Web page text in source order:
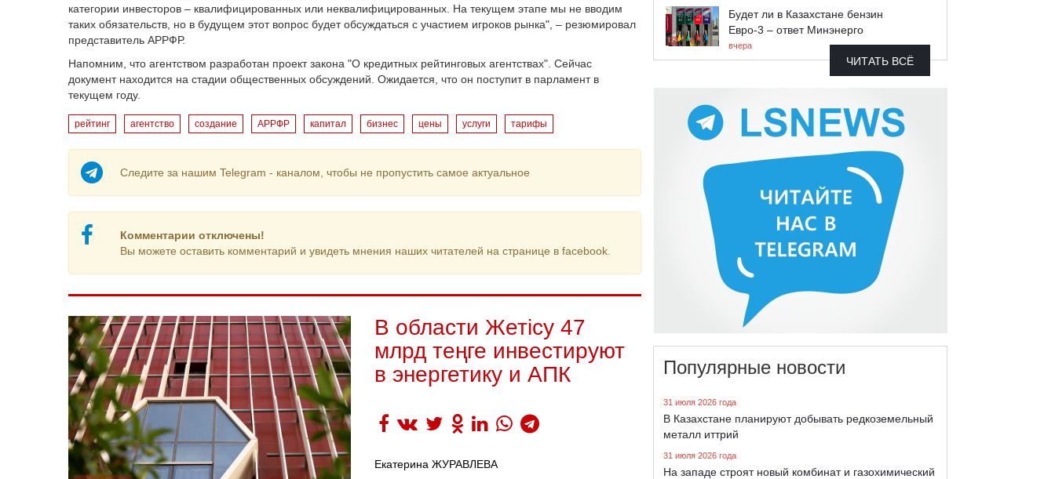
категории инвесторов – квалифицированных или неквалифицированных. На текущем этапе мы не вводим
таких обязательств, но в будущем этот вопрос будет обсуждаться с участием игроков рынка", – резюмировал
представитель АРРФР.
Напомним, что агентством разработан проект закона "О кредитных рейтинговых агентствах". Сейчас
документ находится на стадии общественных обсуждений. Ожидается, что он поступит в парламент в
текущем году.
рейтинг агентство создание АРРФР капитал бизнес цены услуги тарифы
Следите за нашим Telegram - каналом, чтобы не пропустить самое актуальное
Комментарии отключены!
Вы можете оставить комментарий и увидеть мнения наших читателей на странице в facebook.
В области Жетісу 47
млрд теңге инвестируют
в энергетику и АПК
Екатерина ЖУРАВЛЕВА
Будет ли в Казахстане бензин
Евро-3 – ответ Минэнерго
вчера
ЧИТАТЬ ВСЁ
Популярные новости
31 июля 2026 года
В Казахстане планируют добывать редкоземельный
металл иттрий
31 июля 2026 года
На западе строят новый комбинат и газохимический